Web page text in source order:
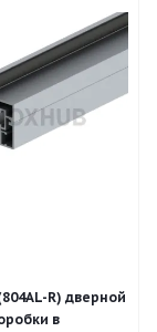
R) дверной
в